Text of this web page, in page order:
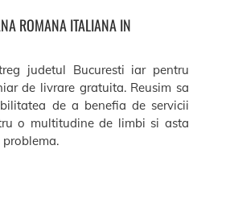
ROMANA ITALIANA IN
judetul Bucuresti iar pentru
de livrare gratuita. Reusim sa
de a benefia de servicii
o multitudine de limbi si asta